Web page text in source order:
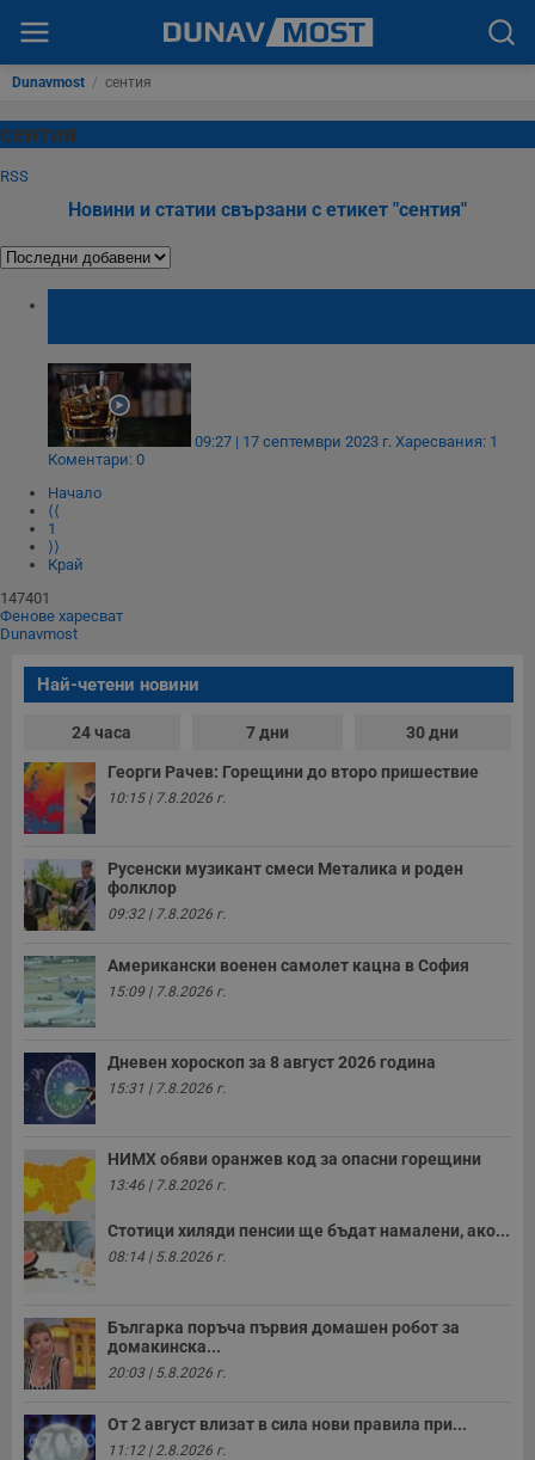
Dunavmost / сентия
сентия
RSS
Новини и статии свързани с етикет "сентия"
09:27 | 17 септември 2023 г. Харесвания: 1
Коментари: 0
Начало
⟨⟨
1
⟩⟩
Край
147401
Фенове харесват
Dunavmost
Най-четени новини
24 часа 7 дни 30 дни
Георги Рачев: Горещини до второ пришествие
10:15 | 7.8.2026 г.
Русенски музикант смеси Металика и роден
фолклор
09:32 | 7.8.2026 г.
Американски военен самолет кацна в София
15:09 | 7.8.2026 г.
Дневен хороскоп за 8 август 2026 година
15:31 | 7.8.2026 г.
НИМХ обяви оранжев код за опасни горещини
13:46 | 7.8.2026 г.
Стотици хиляди пенсии ще бъдат намалени, ако...
08:14 | 5.8.2026 г.
Българка поръча първия домашен робот за
домакинска...
20:03 | 5.8.2026 г.
От 2 август влизат в сила нови правила при...
11:12 | 2.8.2026 г.